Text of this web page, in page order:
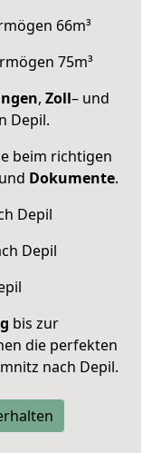
66m³
75m³
, Zoll– und
Depil.
beim richtigen
und Dokumente.
Depil
Depil
bis zur
die perfekten
nach Depil.